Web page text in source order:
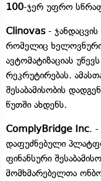
100-ჯერ უფრო
Clinovas-
რომელიც ხელოვნური
ავტომატიზაციას
რეკრუტირებას.
შესაბამისობის
წუთში ახდენს.
ComplyBridge Inc. -
დაფუძნებული
ფინანსური
მომხმარებელთა